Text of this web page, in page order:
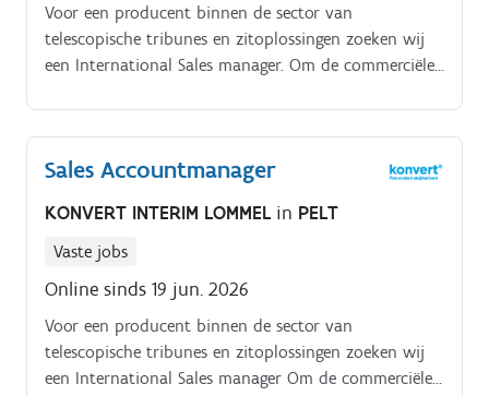
Voor een producent binnen de sector van
telescopische tribunes en zitoplossingen zoeken wij
een International Sales manager. Om de commerciële
analytisch sterke en communicatieve Sales Manager
die offerteaanvragen opvolgt en technisch
onderbouwde oplossingen helpt uitwerken.
offerteaanvragen van klanten, voornamelijk in het
Engels;Je stemt af met interne afdelingen (engineering,
commercieel voorstel op maat te komen;Je werkt mee
aan het opstellen van offertes voor internationale
klanten;Je bewaakt deadlines en zorgt voor een
correcte administratieve opvolging van elk dossier;Je
Sales Accountmanager
KONVERT INTERIM LOMMEL in PELT
Vaste jobs
Online sinds 19 jun. 2026
Voor een producent binnen de sector van
telescopische tribunes en zitoplossingen zoeken wij
een International Sales manager Om de commerciële